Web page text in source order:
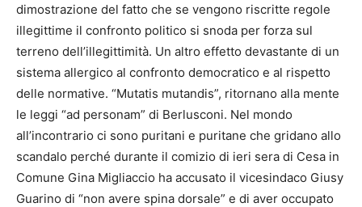
dimostrazione del fatto che se vengono riscritte regole
illegittime il confronto politico si snoda per forza sul
terreno dell’illegittimità. Un altro effetto devastante di un
sistema allergico al confronto democratico e al rispetto
delle normative. “Mutatis mutandis”, ritornano alla mente
le leggi “ad personam” di Berlusconi. Nel mondo
all’incontrario ci sono puritani e puritane che gridano allo
scandalo perché durante il comizio di ieri sera di Cesa in
Comune Gina Migliaccio ha accusato il vicesindaco Giusy
Guarino di “non avere spina dorsale” e di aver occupato